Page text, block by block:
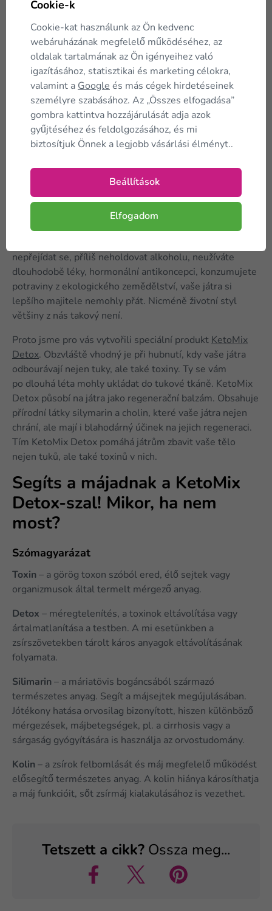
Jenže, přiznejme si, že svým játrům práci většinou příliš
nepřejídat se, příliš neholdovat alkoholu, neužíváte
dlouhodobě léky, hormonální antikoncepci, konzumujete
potraviny z ekologického zemědělství, vaše játra si
lepšího majitele nemohly přát. Nicméně životní styl
většiny z nás takový není.
Proto jsme pro vás vytvořili speciální produkt KetoMix
Detox. Obzvláště vhodný je při hubnutí, kdy vaše játra
odbourávají nejen tuky, ale také toxiny. Ty se vám
po dlouhá léta mohly ukládat do tukové tkáně. KetoMix
Detox působí na játra jako regenerační balzám. Obsahuje
přírodní látky silymarin a cholin, které vaše játra nejen
chrání, ale mají i blahodárný účinek na jejich regeneraci.
Tím KetoMix Detox pomáhá játrům zbavit vaše tělo
nejen tuků, ale také toxinů v nich.
Segíts a májadnak a KetoMix
Detox-szal! Mikor, ha nem
most?
Szómagyarázat
Toxin – a görög toxon szóból ered, élő sejtek vagy
organizmusok által termelt mérgező anyag.
Detox – méregtelenítés, a toxinok eltávolítása vagy
ártalmatlanítása a testben. A mi esetünkben a
zsírszövetekben tárolt káros anyagok eltávolításának
folyamata.
Silimarin – a máriatövis bogáncsából származó
természetes anyag. Segít a májsejtek megújulásában.
Jótékony hatása orvosilag bizonyított, hiszen különböző
mérgezések, májbetegségek, pl. a cirrhosis vagy a
sárgaság gyógyítására is használja az orvostudomány.
Kolin – a zsírok felbomlását és máj megfelelő működést
elősegítő természetes anyag. A kolin hiánya károsíthatja
a máj funkcióit, sőt zsírmáj kialakulásához is vezethet.
Tetszett a cikk? Ossza meg...
Cookie-k
Cookie-kat használunk az Ön kedvenc
webáruházának megfelelő működéséhez, az
oldalak tartalmának az Ön igényeihez való
igazításához, statisztikai és marketing célokra,
valamint a Google és más cégek hirdetéseinek
személyre szabásához. Az „Összes elfogadása”
gombra kattintva hozzájárulását adja azok
gyűjtéséhez és feldolgozásához, és mi
biztosítjuk Önnek a legjobb vásárlási élményt..
Beállítások
Elfogadom